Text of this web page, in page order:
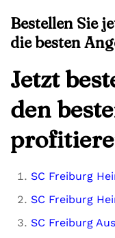
Bestellen Sie
die besten
Jetzt
den
SC Freiburg
SC Freiburg
SC Freiburg